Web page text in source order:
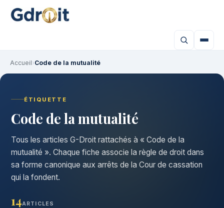
Accueil›Code de la mutualité
ÉTIQUETTE
Code de la mutualité
Tous les articles G-Droit rattachés à « Code de la
mutualité ». Chaque fiche associe la règle de droit dans
sa forme canonique aux arrêts de la Cour de cassation
qui la fondent.
14ARTICLES